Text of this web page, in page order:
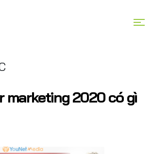
marketing 2020 có gì